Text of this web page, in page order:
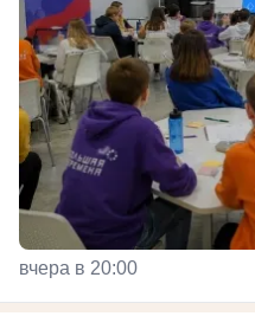
вчера в 20:00